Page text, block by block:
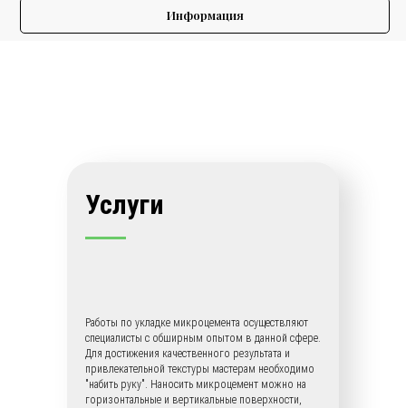
Информация
Услуги
Работы по укладке микроцемента осуществляют
специалисты с обширным опытом в данной сфере.
Для достижения качественного результата и
привлекательной текстуры мастерам необходимо
"набить руку". Наносить микроцемент можно на
горизонтальные и вертикальные поверхности,